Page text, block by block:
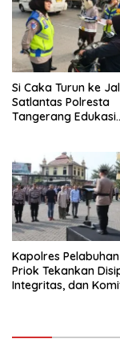
Si Caka Turun ke
Satlantas Polresta
Tangerang Edukasi
Kapolres
Priok Tekankan
Integritas, dan